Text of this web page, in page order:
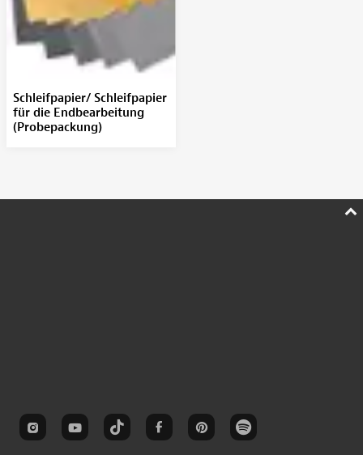
Schleifpapier/ Schleifpapier
für die Endbearbeitung
(Probepackung)